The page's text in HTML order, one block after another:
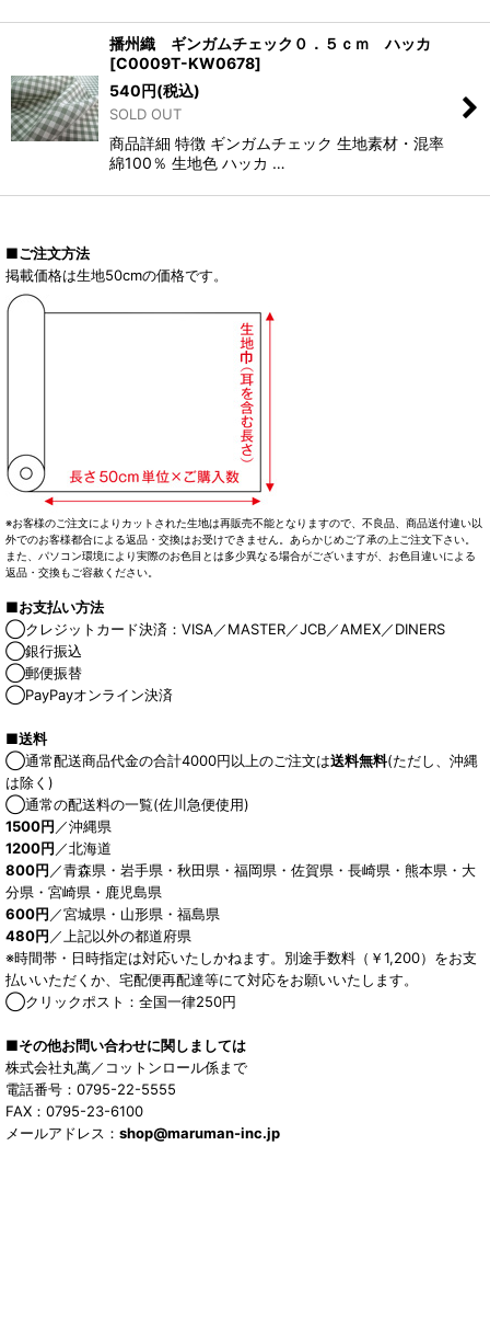
播州織 ギンガムチェック０．５ｃｍ ハッカ
[C0009T-KW0678]
540円(税込)
SOLD OUT
商品詳細 特徴 ギンガムチェック 生地素材・混率
綿100％ 生地色 ハッカ …
■ご注文方法
掲載価格は生地50cmの価格です。
※お客様のご注文によりカットされた生地は再販売不能となりますので、不良品、商品送付違い以
外でのお客様都合による返品・交換はお受けできません。あらかじめご了承の上ご注文下さい。
また、パソコン環境により実際のお色目とは多少異なる場合がございますが、お色目違いによる
返品・交換もご容赦ください。
■お支払い方法
◯クレジットカード決済：VISA／MASTER／JCB／AMEX／DINERS
◯銀行振込
◯郵便振替
◯PayPayオンライン決済
■送料
◯通常配送商品代金の合計4000円以上のご注文は送料無料(ただし、沖縄
は除く)
◯通常の配送料の一覧(佐川急便使用)
1500円 ／沖縄県
1200円 ／北海道
800円 ／青森県・岩手県・秋田県・福岡県・佐賀県・長崎県・熊本県・大
分県・宮崎県・鹿児島県
600円 ／宮城県・山形県・福島県
480円 ／上記以外の都道府県
※時間帯・日時指定は対応いたしかねます。別途手数料（￥1,200）をお支
払いいただくか、宅配便再配達等にて対応をお願いいたします。
◯クリックポスト：全国一律250円
■その他お問い合わせに関しましては
株式会社丸萬／コットンロール係まで
電話番号：0795-22-5555
FAX：0795-23-6100
メールアドレス： shop@maruman-inc.jp